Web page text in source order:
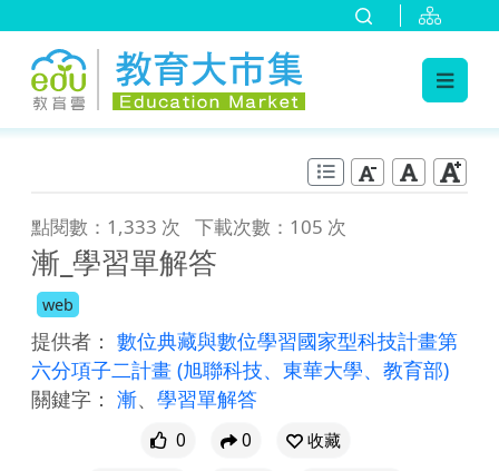
點閱數：1,333 次 下載次數：105 次
漸_學習單解答
web
提供者： 數位典藏與數位學習國家型科技計畫第
六分項子二計畫 (旭聯科技、東華大學、教育部)
關鍵字： 漸、 學習單解答
0 0
收藏